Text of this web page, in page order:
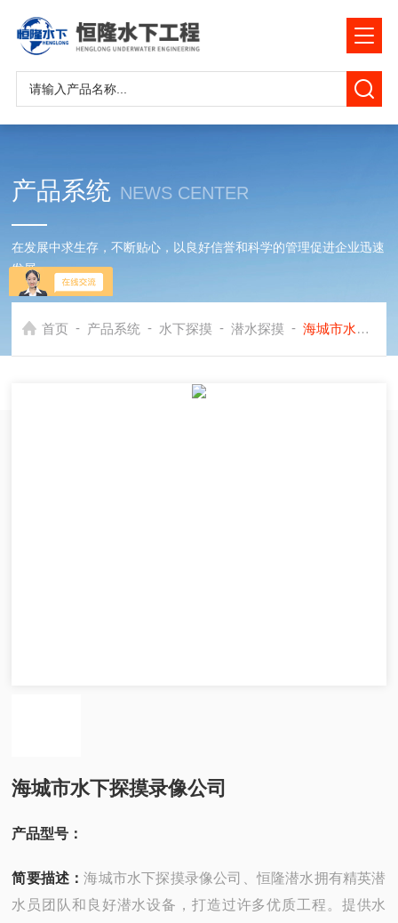
产品系统 NEWS CENTER
在发展中求生存，不断贴心，以良好信誉和科学的管理促进企业迅速
发展
首页 - 产品系统 - 水下探摸 - 潜水探摸 - 海城市水下探摸录像公司
海城市水下探摸录像公司
产品型号：
简要描述：海城市水下探摸录像公司、恒隆潜水拥有精英潜
水员团队和良好潜水设备，打造过许多优质工程。提供水